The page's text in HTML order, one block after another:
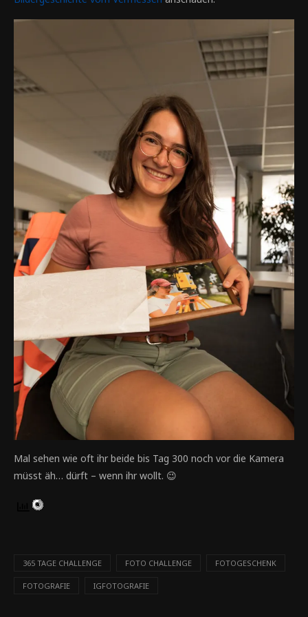
Mal sehen wie oft ihr beide bis Tag 300 noch vor die Kamera
müsst äh… dürft – wenn ihr wollt. 😉
365 TAGE CHALLENGE FOTO CHALLENGE FOTOGESCHENK
FOTOGRAFIE IGFOTOGRAFIE